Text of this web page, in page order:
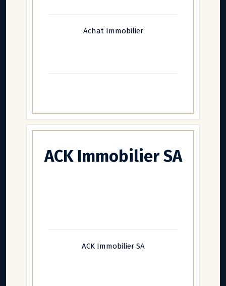
Achat Immobilier
ACK Immobilier SA
ACK Immobilier SA